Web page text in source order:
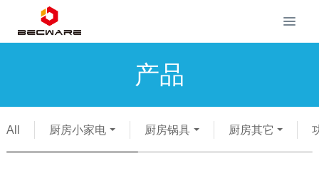
产品
All 厨房小家电 厨房锅具 厨房其它